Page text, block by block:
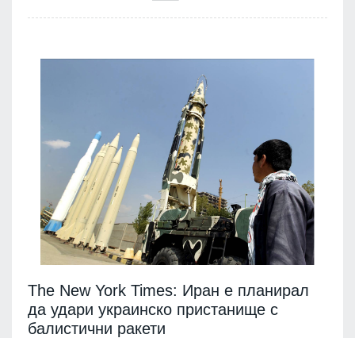
The New York Times: Иран е планирал
да удари украинско пристанище с
балистични ракети